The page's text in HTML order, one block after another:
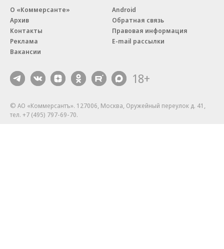
О «Коммерсанте»
Архив
Контакты
Реклама
Вакансии
Android
Обратная связь
Правовая информация
E-mail рассылки
18+
© АО «Коммерсантъ». 127006, Москва, Оружейный переулок д. 41,
тел. +7 (495) 797-69-70.